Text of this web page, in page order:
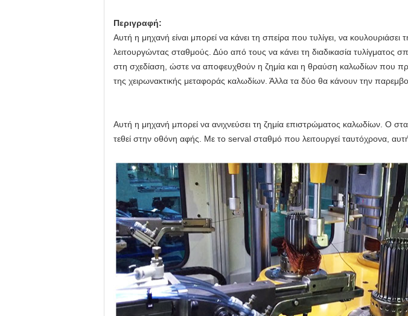
Περιγραφή:
Αυτή η μηχανή είναι μπορεί να κάνει τη σπείρα που τυλίγει, να
λειτουργώντας σταθμούς. Δύο από τους να κάνει τη διαδικασία τυλίγματος
στη σχεδίαση, ώστε να αποφευχθούν η ζημία και η θραύση καλωδίων που
της χειρωνακτικής μεταφοράς καλωδίων. Άλλα τα δύο θα κάνουν την
Αυτή η μηχανή μπορεί να ανιχνεύσει τη ζημία επιστρώματος καλωδίων. Ο
τεθεί στην οθόνη αφής. Με το serval σταθμό που λειτουργεί ταυτόχρονα,